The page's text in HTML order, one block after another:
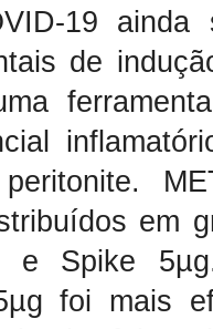
19
de
em
e Spike
foi mais